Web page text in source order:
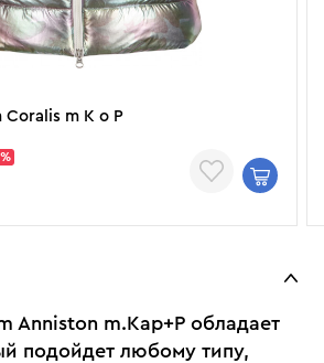
m K o P
Anniston m.Kap+P обладает
подойдет любому типу,